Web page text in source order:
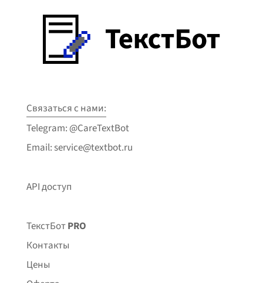
Связаться с нами:
Telegram: @CareTextBot
Email: service@textbot.ru
API доступ
ТекстБотPRO
Контакты
Цены